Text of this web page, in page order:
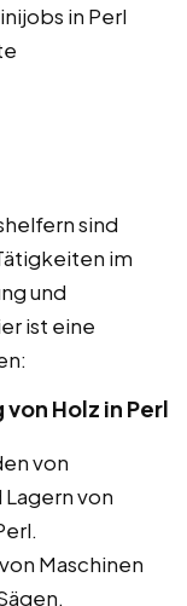
in Perl
sind
im
und
ist eine
Holz in Perl
von
von
Maschinen